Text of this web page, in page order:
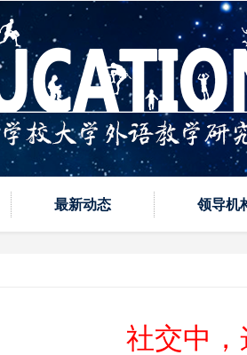
最新动态 领导机
社交中